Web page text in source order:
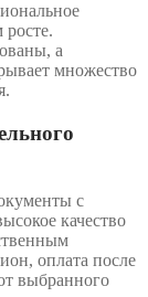
росте.
а
множество
с
качество
оплата после
выбранного